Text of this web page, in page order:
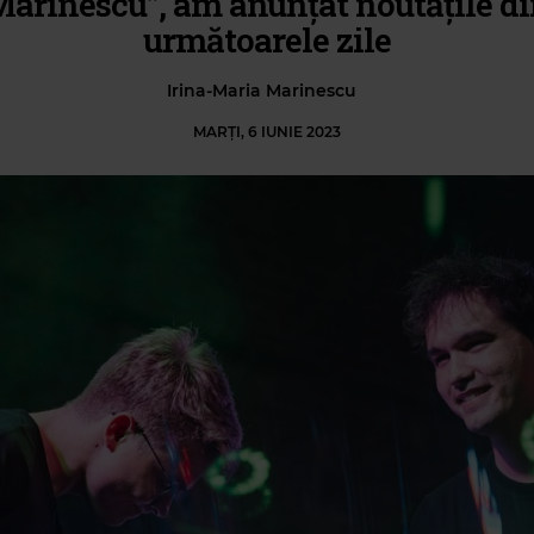
următoarele zile
Irina-Maria Marinescu
MARȚI, 6 IUNIE 2023